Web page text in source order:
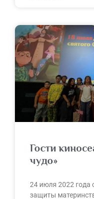
Гости
чудо»
24 июля 2022 года
защиты